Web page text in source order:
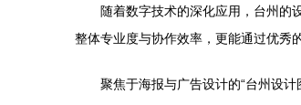
随着数字技术的深化应用，台州的
整体专业度与协作效率，更能通过优秀
聚焦于海报与广告设计的“台州设